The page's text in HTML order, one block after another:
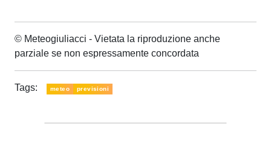
© Meteogiuliacci - Vietata la riproduzione anche
parziale se non espressamente concordata
Tags: meteo previsioni